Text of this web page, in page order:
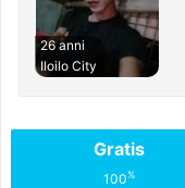
26 anni
Iloilo City
Gratis
100%